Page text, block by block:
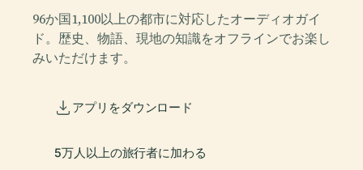
96か国1,100以上の都市に対応したオーディオガイ
ド。歴史、物語、現地の知識をオフラインでお楽し
みいただけます。
アプリをダウンロード
5万人以上の旅行者に加わる